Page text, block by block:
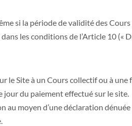
si la période de validité des
les conditions de l’Article 10 («
le Site à un Cours collectif ou à
du paiement effectué sur le site.
moyen d’une déclaration